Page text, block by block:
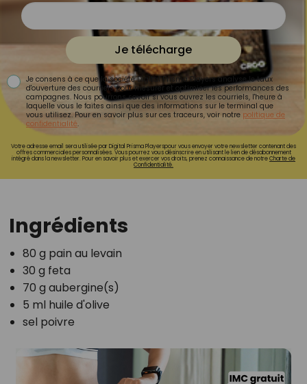
Je télécharge
Je consens à ce que la société Digital Prisma Players analyse le taux
d'ouverture des courriels pour mesurer et optimiser les performances des
campagnes. Nous pourrons savoir si vous ouvrez les courriels, l'heure à
laquelle vous le faites ainsi que des informations sur le terminal que
vous utilisez. Pour en savoir plus sur ces traceurs, voir notre politique de
confidentialité.
Votre adresse email sera utilisée par Digital Prisma Playerspour vous envoyer votre newsletter contenant des
offres commerciales personnalisées. Vous pourrez vous désinscrire en utilisant le lien de désabonnement
intégré dans la newsletter. Pour en savoir plus et exercer vos droits, prenez connaissance de notreCharte de
Confidentialité.
Ingrédients
80 g pain au levain
30 g feta
70 g aubergine(s)
5 ml huile d'olive
sel poivre